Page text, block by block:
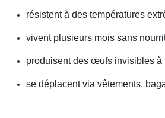
résistent à des températures
vivent plusieurs mois sans
produisent des œufs invisibles à
se déplacent via vêtements,